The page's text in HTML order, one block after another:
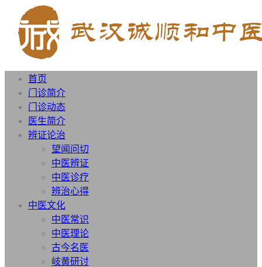
首页
门诊简介
门诊动态
医生简介
辨证论治
望闻问切
中医辨证
中医诊疗
辨治心得
中医文化
中医常识
中医理论
古今名医
岐黄研讨